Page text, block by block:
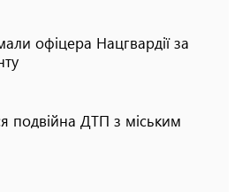
офіцера Нацгвардії за
подвійна ДТП з міським